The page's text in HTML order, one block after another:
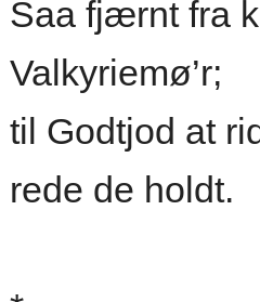
Saa fjærnt fra
Valkyriemø’r;
til Godtjod at
rede de holdt.